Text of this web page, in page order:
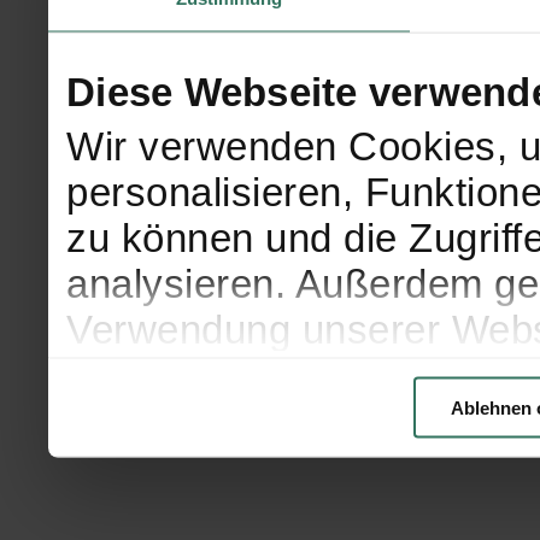
Diese Webseite
Wir verwenden Cookies,
personalisieren,
zu können und die
analysieren. Außerdem
Verwendung unserer
soziale Medien,
Partner führen diese
weiteren Daten
Ablehnen